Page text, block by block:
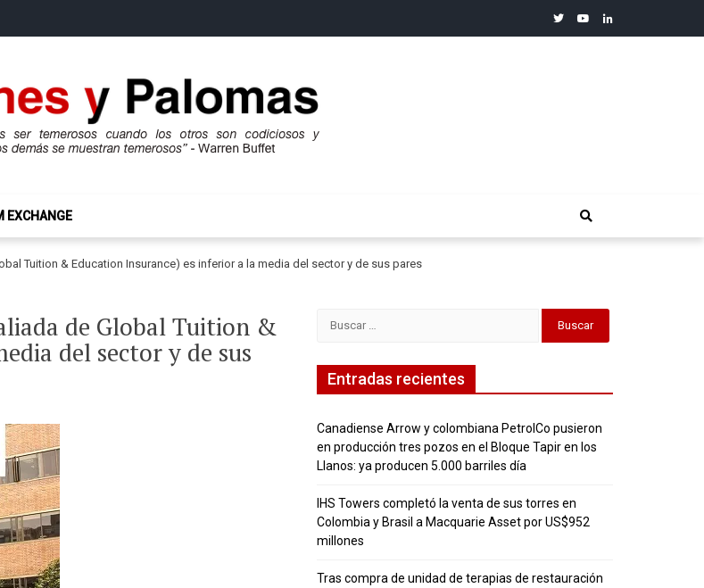
twitteryoutubelinkedin
EXCHANGE
Tuition & Education Insurance) es inferior a la media del sector y de sus pares
de Global Tuition &
del sector y de sus
Entradas recientes
Canadiense Arrow y colombiana PetrolCo pusieron
en producción tres pozos en el Bloque Tapir en los
Llanos: ya producen 5.000 barriles día
IHS Towers completó la venta de sus torres en
Colombia y Brasil a Macquarie Asset por US$952
millones
Tras compra de unidad de terapias de restauración